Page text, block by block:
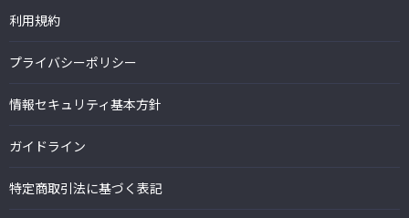
利用規約
プライバシーポリシー
情報セキュリティ基本方針
ガイドライン
特定商取引法に基づく表記